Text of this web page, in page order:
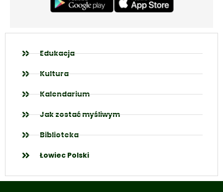
Edukacja
Kultura
Kalendarium
Jak zostać myśliwym
Biblioteka
Łowiec Polski